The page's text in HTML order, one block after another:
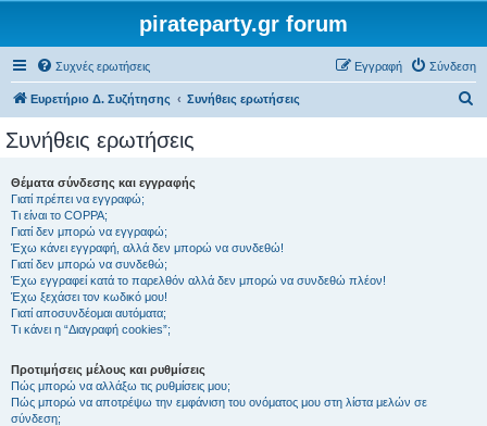
pirateparty.gr forum
Συχνές ερωτήσεις Σύνδεση
Εγγραφή
Ευρετήριο Δ. Συζήτησης Συνήθεις ερωτήσεις
Συνήθεις ερωτήσεις
Θέματα σύνδεσης και εγγραφής
Γιατί πρέπει να εγγραφώ;
Τι είναι το COPPA;
Γιατί δεν μπορώ να εγγραφώ;
Έχω κάνει εγγραφή, αλλά δεν μπορώ να συνδεθώ!
Γιατί δεν μπορώ να συνδεθώ;
Έχω εγγραφεί κατά το παρελθόν αλλά δεν μπορώ να συνδεθώ πλέον!
Έχω ξεχάσει τον κωδικό μου!
Γιατί αποσυνδέομαι αυτόματα;
Τι κάνει η “Διαγραφή cookies”;
Προτιμήσεις μέλους και ρυθμίσεις
Πώς μπορώ να αλλάξω τις ρυθμίσεις μου;
Πώς μπορώ να αποτρέψω την εμφάνιση του ονόματος μου στη λίστα μελών σε
σύνδεση;